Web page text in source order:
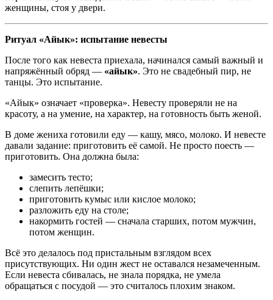
женщины, стоя у двери.
Ритуал «Айык»: испытание невесты
После того как невеста приехала, начинался самый важный и
напряжённый обряд — «айык». Это не свадебный пир, не
танцы. Это испытание.
«Айык» означает «проверка». Невесту проверяли не на
красоту, а на умение, на характер, на готовность быть женой.
В доме жениха готовили еду — кашу, мясо, молоко. И невесте
давали задание: приготовить её самой. Не просто поесть —
приготовить. Она должна была:
замесить тесто;
слепить лепёшки;
приготовить кумыс или кислое молоко;
разложить еду на столе;
накормить гостей — сначала старших, потом мужчин,
потом женщин.
Всё это делалось под пристальным взглядом всех
присутствующих. Ни один жест не оставался незамеченным.
Если невеста сбивалась, не знала порядка, не умела
обращаться с посудой — это считалось плохим знаком.